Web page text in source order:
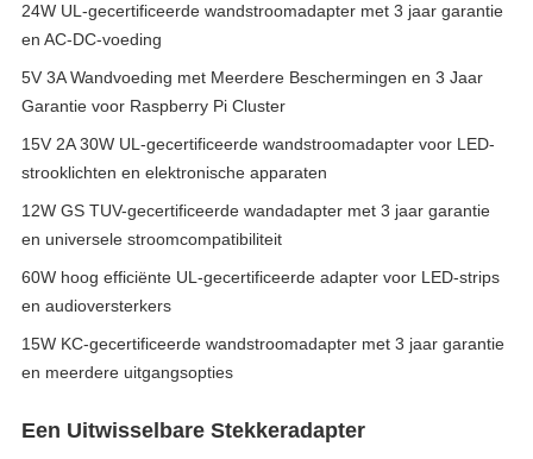
24W UL-gecertificeerde wandstroomadapter met 3 jaar garantie
en AC-DC-voeding
5V 3A Wandvoeding met Meerdere Beschermingen en 3 Jaar
Garantie voor Raspberry Pi Cluster
15V 2A 30W UL-gecertificeerde wandstroomadapter voor LED-
strooklichten en elektronische apparaten
12W GS TUV-gecertificeerde wandadapter met 3 jaar garantie
en universele stroomcompatibiliteit
60W hoog efficiënte UL-gecertificeerde adapter voor LED-strips
en audioversterkers
15W KC-gecertificeerde wandstroomadapter met 3 jaar garantie
en meerdere uitgangsopties
Een Uitwisselbare Stekkeradapter